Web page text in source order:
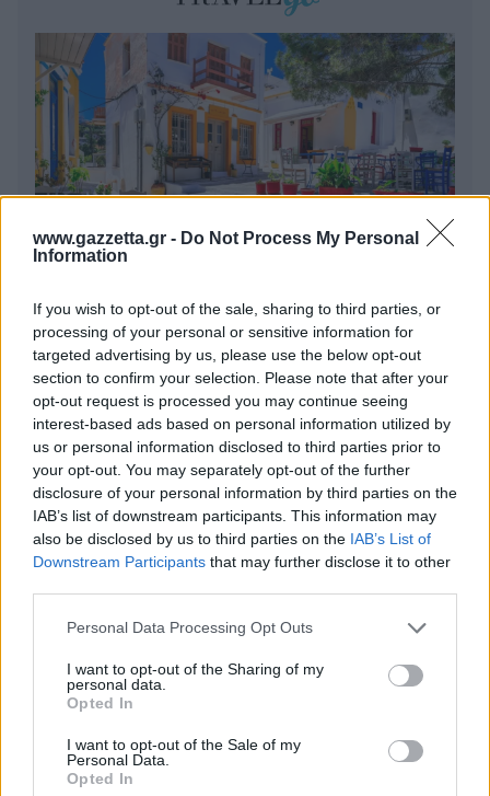
www.gazzetta.gr - Do Not Process My Personal
Information
If you wish to opt-out of the sale, sharing to third parties, or
processing of your personal or sensitive information for
targeted advertising by us, please use the below opt-out
section to confirm your selection. Please note that after your
opt-out request is processed you may continue seeing
interest-based ads based on personal information utilized by
us or personal information disclosed to third parties prior to
your opt-out. You may separately opt-out of the further
disclosure of your personal information by third parties on the
IAB’s list of downstream participants. This information may
also be disclosed by us to third parties on the IAB’s List of
Downstream Participants that may further disclose it to other
Please note that this website/app uses one or more Google
not limited to your visit or usage behaviour. You may click to
grant or deny consent to Google and its third-party tags to
use your data for below specified purposes in below Google
consent section.
Personal Data Processing Opt Outs
I want to opt-out of the Sharing of my
personal data.
Opted In
I want to opt-out of the Sale of my
Personal Data.
Opted In
6 γραφικά χωριά των Κυκλάδων που αξίζει να
ανακαλύψετε
7 έξυπνα tips για να φτιάξετε γρήγορα τη βαλίτσα
των διακοπών
Η εξωτική παραλία της Πάργας που θα λατρέψετε